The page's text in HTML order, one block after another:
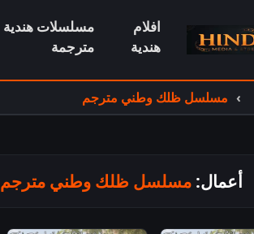
افلام
هندية
مسلسلات هندية
مترجمة
مسلسل ظلك وطني مترجم
أعمال: مسلسل ظلك وطني مترجم